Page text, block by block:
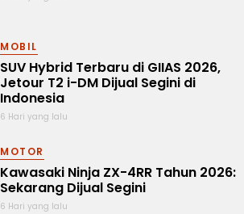
MOBIL
SUV Hybrid Terbaru di GIIAS 2026,
Jetour T2 i-DM Dijual Segini di
Indonesia
6 Hari yang lalu
MOTOR
Kawasaki Ninja ZX-4RR Tahun 2026:
Sekarang Dijual Segini
6 Hari yang lalu